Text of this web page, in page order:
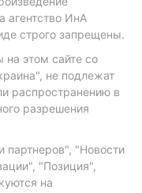
ИнА
строго запрещены.
этом сайте со
не подлежат
распространению в
разрешения
"Новости
"Позиция",
на